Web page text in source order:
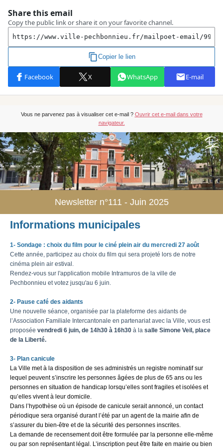
Vous ne parvenez pas à visualiser cet e-mail ? Ouvrir cet e-mail dans votre
navigateur.
Newsletter n°111 - Juin 2025
Informations municipales
1- Sondage : choix du film pour le ciné plein air du mercredi 27 août
Cette année, participez au choix du film qui sera projeté lors de notre
cinéma plein air estival.
Rendez-vous sur l'application mobile Intramuros de la ville de
Pechbonnieu et votez jusqu'au 6 juin.
2- Pause café des aidants
Une nouvelle séance, organisée par la plateforme des aidants de
l’Association Familiale Intercantonale en partenariat avec la Ville, vous est
proposée vendredi 6 juin, de 14h30 à 16h30 à la salle Simone Veil, place
de la Liberté.
3- Plan canicule
La Ville met à la disposition de ses administrés un registre nominatif sur
lequel peuvent s’inscrire les personnes âgées de plus de 65 ans ou les
personnes en situation de handicap lorsqu’elles sont fragiles et isolées et
qu’elles vivent à leur domicile.
Dans l’hypothèse où un épisode de canicule serait annoncé, un contact
périodique sera organisé durant l’été par un agent de la mairie afin de
s’assurer du bien-être et de la sécurité des personnes inscrites.
La demande de recensement doit être formulée par la personne elle-même
ou par son représentant légal. L’inscription peut être faite en mairie ou bien